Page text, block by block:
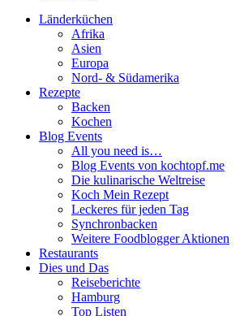
Länderküchen
Afrika
Asien
Europa
Nord- & Südamerika
Rezepte
Backen
Kochen
Blog Events
All you need is…
Blog Events von kochtopf.me
Die kulinarische Weltreise
Koch Mein Rezept
Leckeres für jeden Tag
Synchronbacken
Weitere Foodblogger Aktionen
Restaurants
Dies und Das
Reiseberichte
Hamburg
Top Listen